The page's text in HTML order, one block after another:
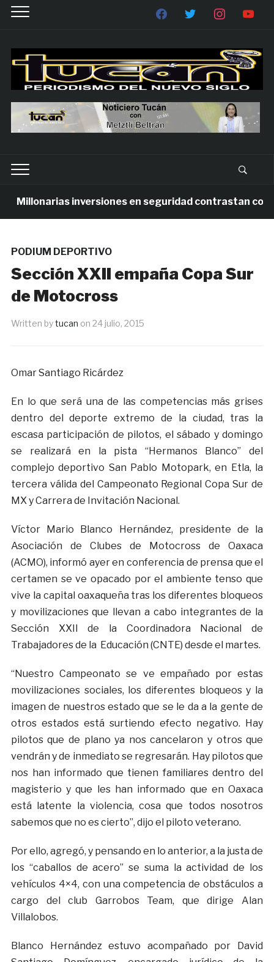
inversiones en seguridad contrastan con la
PODIUM DEPORTIVO
Sección XXII empaña Copa Sur
de Motocross
Written bytucan on 24 julio, 2015
Omar Santiago Ricárdez
En lo que será una de las competencias más grises
dentro del deporte extremo de la ciudad, tras la
escasa participación de pilotos, el sábado y domingo
se realizará en la pista “Hermanos Blanco” del
complejo deportivo San Pablo Motopark, en Etla, la
tercera válida del Campeonato Regional Copa Sur de
MX y Carrera de Invitación Nacional.
Víctor Mario Blanco Hernández, presidente de la
Asociación de Clubes de Motocross de Oaxaca
(ACMO), informó ayer en conferencia de prensa que el
certamen se ve opacado por el ambiente tenso que
vive la capital oaxaqueña tras los diferentes bloqueos
y movilizaciones que llevan a cabo integrantes de la
Sección XXII de la Coordinadora Nacional de
Trabajadores de la Educación (CNTE) desde el martes.
“Nuestro Campeonato se ve empañado por estas
movilizaciones sociales, los diferentes bloqueos y la
imagen de nuestros estado que se le da a la gente de
otros estados está surtiendo efecto negativo. Hay
pilotos que de plano ya nos cancelaron y otros que
vendrán y de inmediato se regresarán. Hay pilotos que
nos han informado que tienen familiares dentro del
magisterio y que les han informado que en Oaxaca
está latente la violencia, cosa que todos nosotros
sabemos que no es cierto”, dijo el piloto veterano.
Por ello, agregó, y pensando en lo anterior, a la justa de
los “caballos de acero” se suma la actividad de los
vehículos 4×4, con una competencia de obstáculos a
cargo del club Garrobos Team, que dirige Alan
Villalobos.
Blanco Hernández estuvo acompañado por David